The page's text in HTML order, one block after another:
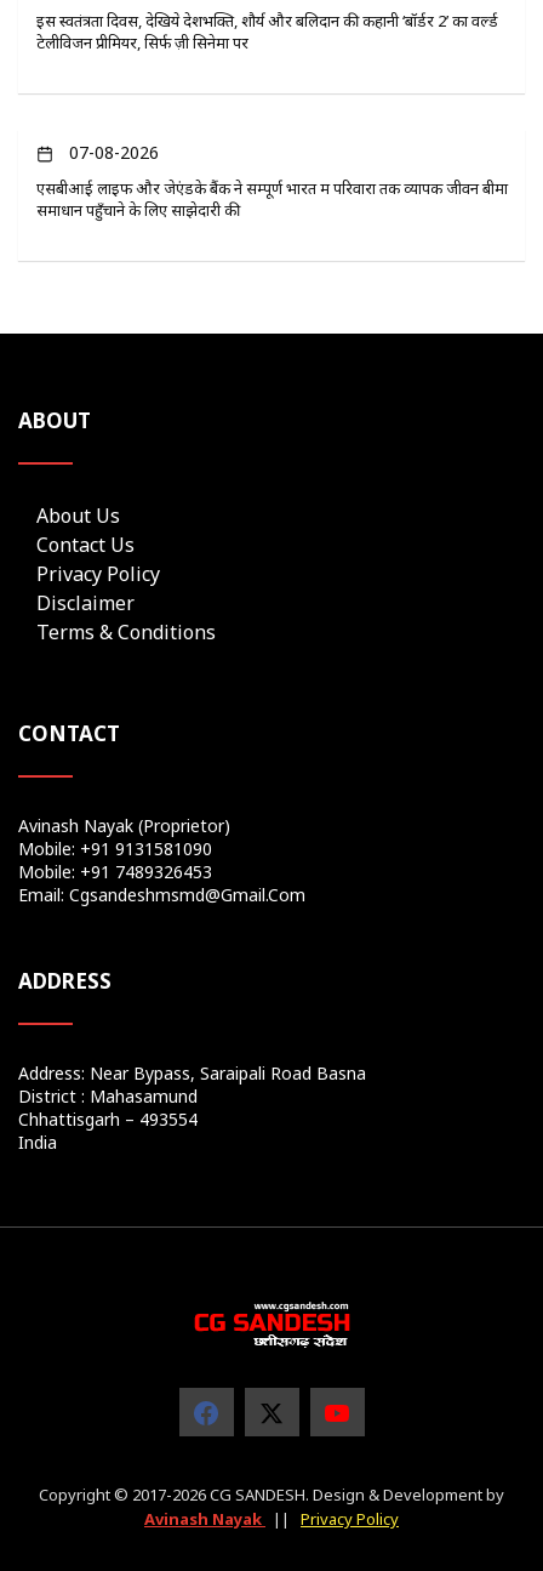
इस स्वतंत्रता दिवस, देखिये देशभक्ति, शौर्य और बलिदान की कहानी ‘बॉर्डर 2’ का वर्ल्ड
टेलीविजन प्रीमियर, सिर्फ ज़ी सिनेमा पर
07-08-2026
एसबीआई लाइफ और जेएंडके बैंक ने सम्पूर्ण भारत में परिवारों तक व्यापक जीवन बीमा
समाधान पहुँचाने के लिए साझेदारी की
ABOUT
About Us
Contact Us
Privacy Policy
Disclaimer
Terms & Conditions
CONTACT
Avinash Nayak (Proprietor)
Mobile: +91 9131581090
Mobile: +91 7489326453
Email: Cgsandeshmsmd@gmail.com
ADDRESS
Address: Near Bypass, Saraipali Road Basna
District : Mahasamund
Chhattisgarh – 493554
India
Copyright © 2017-2026 CG SANDESH. Design & Development by
Avinash Nayak
|| Privacy Policy